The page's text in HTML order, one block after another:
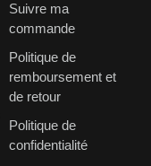
Suivre ma
commande
Politique de
remboursement et
de retour
Politique de
confidentialité